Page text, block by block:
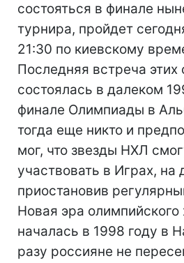
состояться в финале
турнира, пройдет
21:30 по киевскому
Последняя встреча этих
состоялась в далеком
финале Олимпиады в
тогда еще никто и
мог, что звезды НХЛ
участвовать в Играх, на
приостановив
Новая эра олимпийского
началась в 1998 году в
разу россияне не